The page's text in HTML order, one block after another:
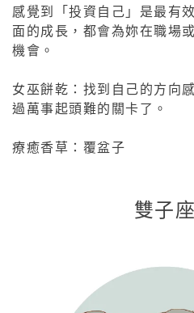
感覺到「投資自己」是最有
面的成長，都會為妳在職場
機會。
女巫餅乾：找到自己的方向
過萬事起頭難的關卡了。
療癒香草：覆盆子
雙子座